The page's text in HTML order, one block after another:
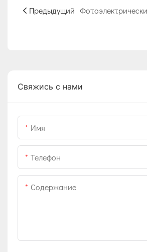
Предыдущий
Свяжись с нами
Имя
Телефон
Содержание